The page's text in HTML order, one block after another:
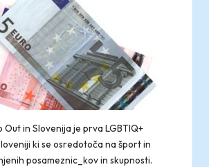
in Slovenija je prva LGBTIQ+
ki se osredotoča na šport in
posameznic_kov in skupnosti.